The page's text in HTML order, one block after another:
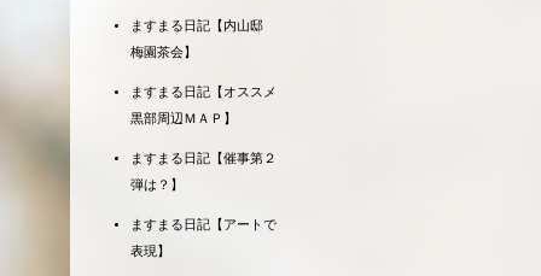
ますまる日記【内山邸
梅園茶会】
ますまる日記【オススメ
黒部周辺ＭＡＰ】
ますまる日記【催事第２
弾は？】
ますまる日記【アートで
表現】